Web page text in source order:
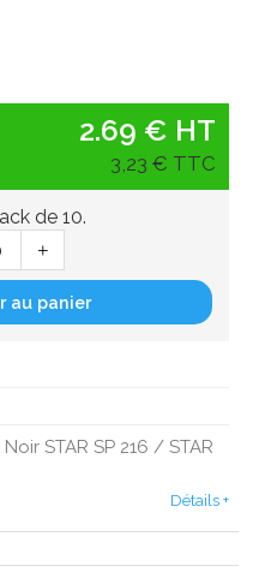
STAR SP 216 / STAR
Détails +
2.69 € HT
3,23 € TTC
de 10.
au panier